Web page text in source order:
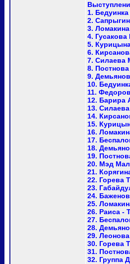
1.
2.
3.
4.
5.
6.
7. Силаева
8.
9.
10.
11.
12. Барира
13.
14.
15.
16.
17.
18.
19.
20. Мэд
21.
22. Горева
23.
24.
25.
26. Раиса -
27.
28.
29.
30. Горева
31.
32. Группа